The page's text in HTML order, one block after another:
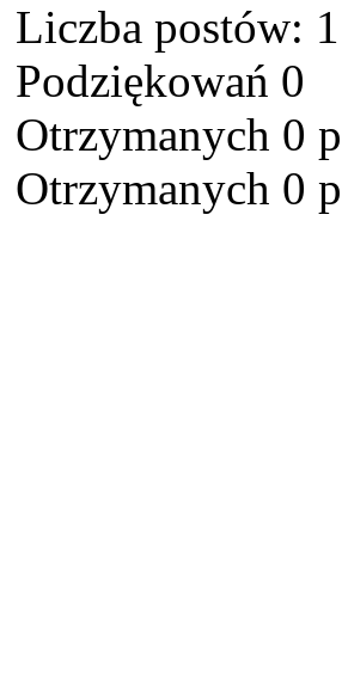
Liczba postów: 1
Podziękowań 0
Otrzymanych 0
Otrzymanych 0